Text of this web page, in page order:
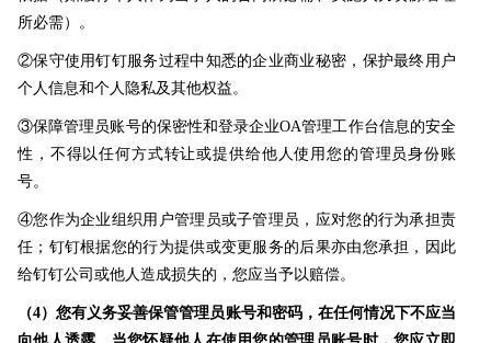
所必需）。
②保守使用钉钉服务过程中知悉的企业商业秘密，保护最终用户
个人信息和个人隐私及其他权益。
③保障管理员账号的保密性和登录企业OA管理工作台信息的安全
性，不得以任何方式转让或提供给他人使用您的管理员身份账
号。
④您作为企业组织用户管理员或子管理员，应对您的行为承担责
任；钉钉根据您的行为提供或变更服务的后果亦由您承担，因此
给钉钉公司或他人造成损失的，您应当予以赔偿。
（4）您有义务妥善保管管理员账号和密码，在任何情况下不应当